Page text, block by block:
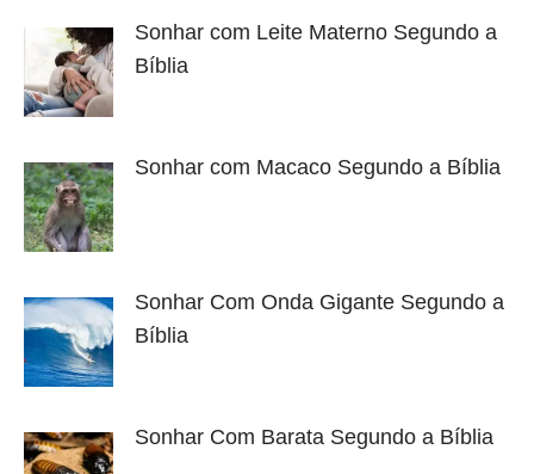
Sonhar com Leite Materno Segundo a
Bíblia
Sonhar com Macaco Segundo a Bíblia
Sonhar Com Onda Gigante Segundo a
Bíblia
Sonhar Com Barata Segundo a Bíblia